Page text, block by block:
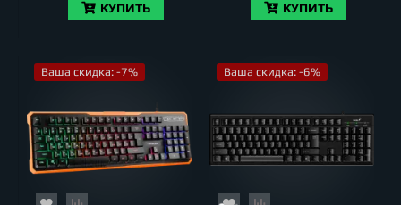
КУПИТЬ КУПИТЬ
Ваша скидка: -7% Ваша скидка: -6%